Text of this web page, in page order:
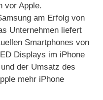
vor Apple.
am Erfolg von
Unternehmen liefert
Smartphones von
Displays im iPhone
der Umsatz des
mehr iPhone